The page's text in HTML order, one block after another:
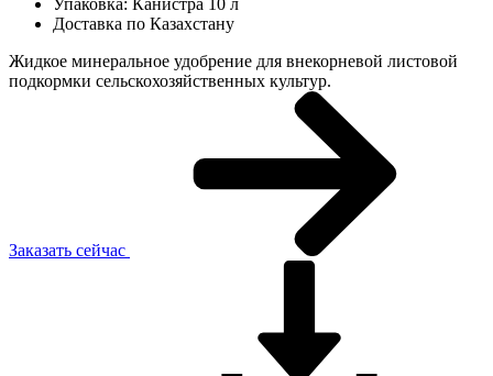
Упаковка: Канистра 10 л
Доставка по Казахстану
Жидкое минеральное удобрение для внекорневой листовой
подкормки сельскохозяйственных культур.
Заказать сейчас